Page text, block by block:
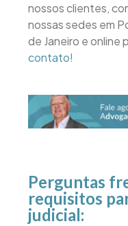
nossos clientes,
nossas sedes em
de Janeiro e online
contato!
Perguntas
requisitos
judicial: